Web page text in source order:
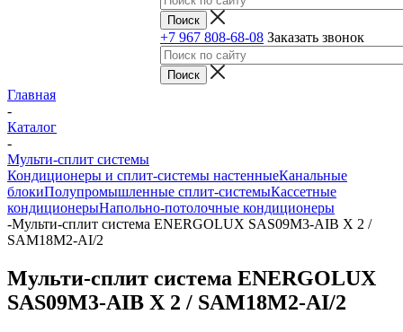
+7 967 808-68-08 Заказать звонок
Главная
-
Каталог
-
Мульти-сплит системы
Кондиционеры и сплит-системы настенныеКанальные
блокиПолупромышленные сплит-системыКассетные
кондиционерыНапольно-потолочные кондиционеры
-Мульти-сплит система ENERGOLUX SAS09M3-AIB X 2 /
SAM18M2-AI/2
Мульти-сплит система ENERGOLUX
SAS09M3-AIB X 2 / SAM18M2-AI/2